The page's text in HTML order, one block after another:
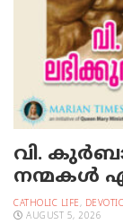
വി.
നന്മകള്‍
CATHOLIC LIFE,
AUGUST 5, 2026